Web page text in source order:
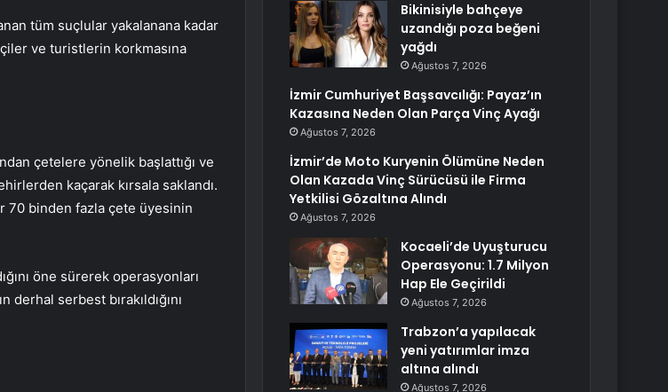
tüm suçlular yakalanana kadar
ve turistlerin korkmasına
çetelere yönelik başlattığı ve
kaçarak kırsala saklandı.
70 binden fazla çete üyesinin
öne sürerek operasyonları
serbest bırakıldığını
Bikinisiyle bahçeye
uzandığı poza beğeni
yağdı
Ağustos 7, 2026
İzmir Cumhuriyet Başsavcılığı: Payaz’ın
Kazasına Neden Olan Parça Vinç Ayağı
Ağustos 7, 2026
İzmir’de Moto Kuryenin Ölümüne Neden
Olan Kazada Vinç Sürücüsü ile Firma
Yetkilisi Gözaltına Alındı
Ağustos 7, 2026
Kocaeli’de Uyuşturucu
Operasyonu: 1.7 Milyon
Hap Ele Geçirildi
Ağustos 7, 2026
Trabzon’a yapılacak
yeni yatırımlar imza
altına alındı
Ağustos 7, 2026